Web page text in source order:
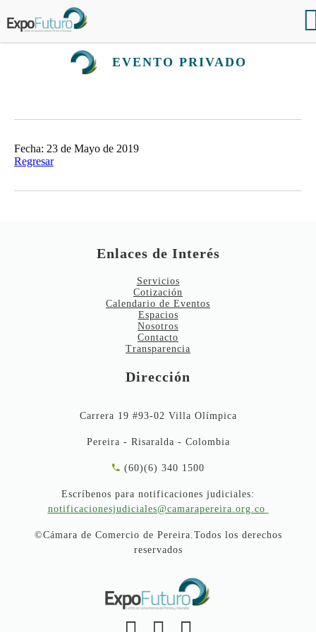
EVENTO PRIVADO
Fecha: 23 de Mayo de 2019
Regresar
Enlaces de Interés
Servicios
Cotización
Calendario de Eventos
Espacios
Nosotros
Contacto
Transparencia
Dirección
Carrera 19 #93-02 Villa Olímpica
Pereira - Risaralda - Colombia
(60)(6) 340 1500
Escríbenos para notificaciones judiciales:
notificacionesjudiciales@camarapereira.org.co
©Cámara de Comercio de Pereira.Todos los derechos
reservados